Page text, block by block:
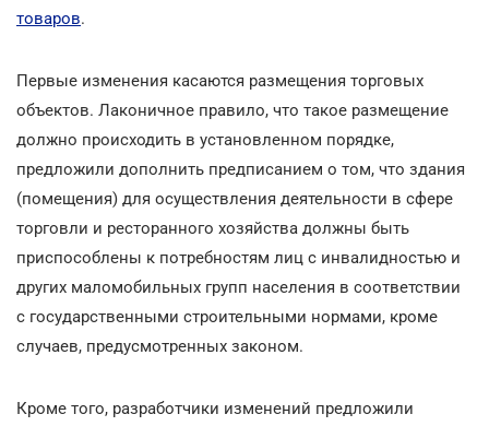
товаров.
Первые изменения касаются размещения торговых
объектов. Лаконичное правило, что такое размещение
должно происходить в установленном порядке,
предложили дополнить предписанием о том, что здания
(помещения) для осуществления деятельности в сфере
торговли и ресторанного хозяйства должны быть
приспособлены к потребностям лиц с инвалидностью и
других маломобильных групп населения в соответствии
с государственными строительными нормами, кроме
случаев, предусмотренных законом.
Кроме того, разработчики изменений предложили